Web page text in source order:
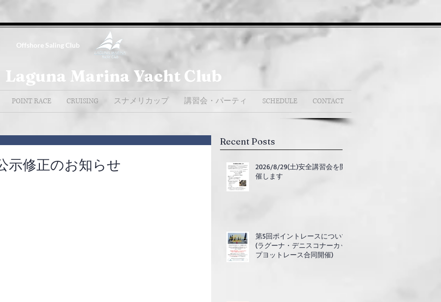
Offshore Saling Club
Laguna Marina Yacht Club
POINT RACE CRUISING スナメリカップ 講習会・パーティ SCHEDULE CONTACT
修正のお知らせ
Recent Posts
2026/8/29(土)安全講習会を開
催します
第5回ポイントレースについて
(ラグーナ・デニスコナーカッ
プヨットレース合同開催)